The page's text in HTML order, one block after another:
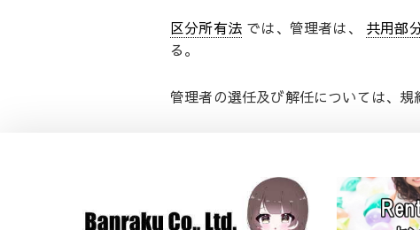
区分所有法 では、管理者は、 共用部
る。
管理者の選任及び解任については、規